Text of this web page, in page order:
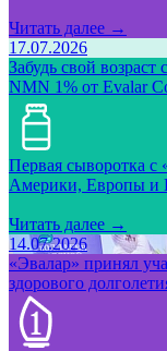
Читать далее →
17.07.2026
Забудь свой
NMN 1% от Evalar
Первая сыворотка
Америки, Европы и
Читать далее →
14.07.2026
«Эвалар» принял
здорового